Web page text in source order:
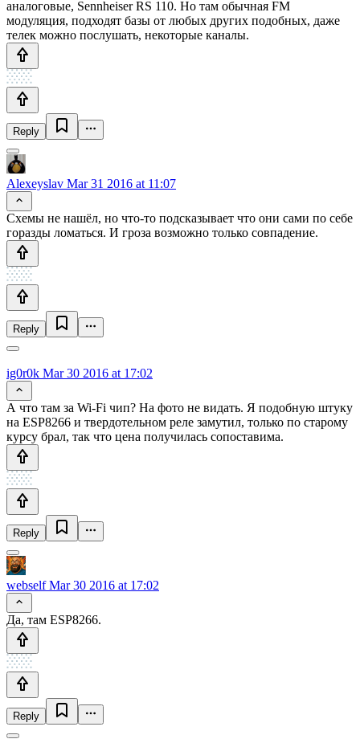
аналоговые, Sennheiser RS 110. Но там обычная FM
модуляция, подходят базы от любых других подобных, даже
телек можно послушать, некоторые каналы.
Reply
Alexeyslav Mar 31 2016 at 11:07
Схемы не нашёл, но что-то подсказывает что они сами по себе
горазды ломаться. И гроза возможно только совпадение.
Reply
ig0r0k Mar 30 2016 at 17:02
А что там за Wi-Fi чип? На фото не видать. Я подобную штуку
на ESP8266 и твердотельном реле замутил, только по старому
курсу брал, так что цена получилась сопоставима.
Reply
webselfMar 30 2016 at 17:02
Да, там ESP8266.
Reply